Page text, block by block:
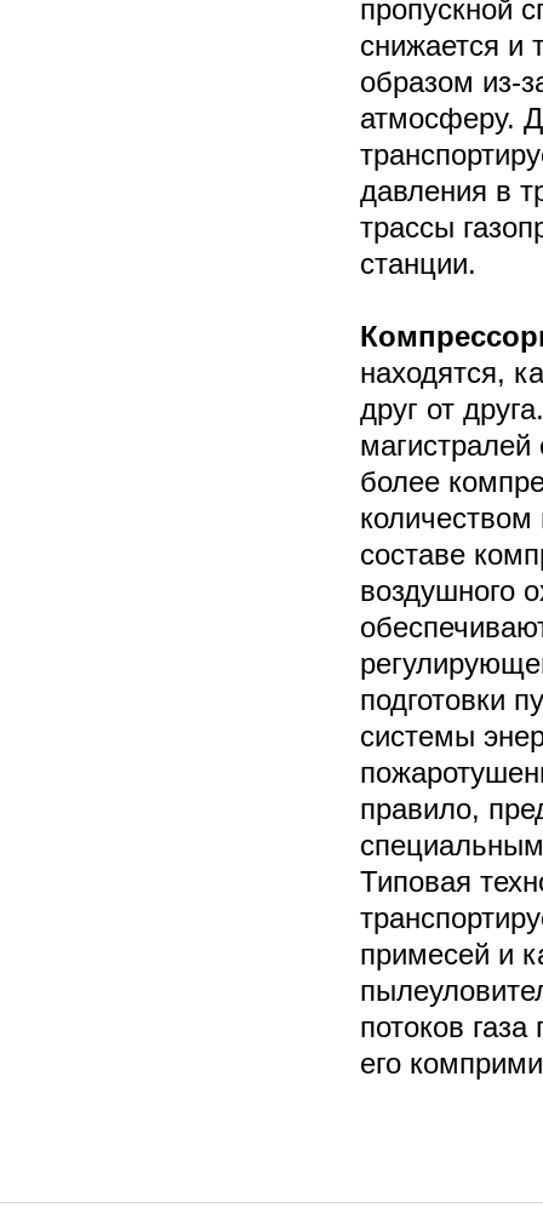
пропускной
снижается и
образом из-
атмосферу.
давления в
трассы
станции.
находятся,
друг от
магистралей
более
составе
воздушного
подготовки
системы
правило,
Типовая
примесей и
потоков
его